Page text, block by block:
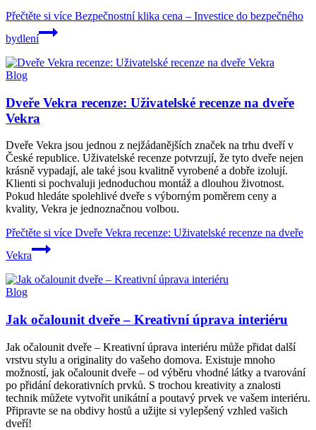
Přečtěte si více Bezpečnostní klika cena – Investice do bezpečného
bydlení
Blog
Dveře Vekra recenze: Uživatelské recenze na dveře
Vekra
Dveře Vekra jsou jednou z nejžádanějších značek na trhu dveří v
České republice. Uživatelské recenze potvrzují, že tyto dveře nejen
krásně vypadají, ale také jsou kvalitně vyrobené a dobře izolují.
Klienti si pochvaluji jednoduchou montáž a dlouhou životnost.
Pokud hledáte spolehlivé dveře s výborným poměrem ceny a
kvality, Vekra je jednoznačnou volbou.
Přečtěte si více Dveře Vekra recenze: Uživatelské recenze na dveře
Vekra
Blog
Jak očalounit dveře – Kreativní úprava interiéru
Jak očalounit dveře – Kreativní úprava interiéru může přidat další
vrstvu stylu a originality do vašeho domova. Existuje mnoho
možností, jak očalounit dveře – od výběru vhodné látky a tvarování
po přidání dekorativních prvků. S trochou kreativity a znalosti
technik můžete vytvořit unikátní a poutavý prvek ve vašem interiéru.
Připravte se na obdivy hostů a užijte si vylepšený vzhled vašich
dveří!